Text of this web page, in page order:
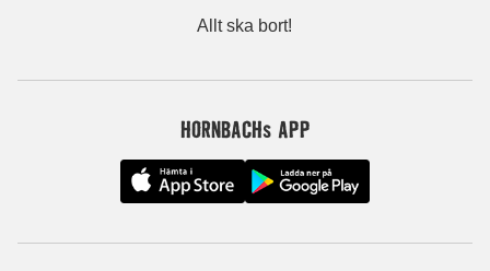
Allt ska bort!
HORNBACHs APP